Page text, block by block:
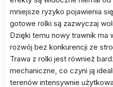
mniejsze ryzyko pojawienia
gotowe rolki są zazwyczaj
Dzięki temu nowy trawnik ma
rozwój bez konkurencji ze
Trawa z rolki jest również
mechaniczne, co czyni ją
terenów intensywnie